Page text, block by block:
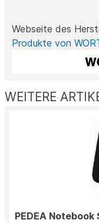
Webseite des
Produkte von
WEITERE
PEDEA Notebook